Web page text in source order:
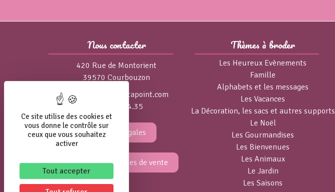
Nous contacter
420 Rue de Montorient
39570 Courbouzon
isa@broderie-pointapoint.com
06.84.75.04.35
Mentions légales
Conditions générales de vente
Thèmes à broder
Les Heureux Evènements
Famille
Alphabets et les messages
Les Vacances
La Décoration, les sacs et autres supports
Le Noël
Les Gourmandises
Les Bienvenues
Les Animaux
Le Jardin
Les Saisons
Ce site utilise des cookies et
vous donne le contrôle sur
ceux que vous souhaitez
activer
Tout accepter